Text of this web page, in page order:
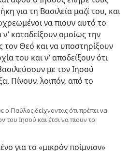
για τη Βασιλεία μαζί του, και
να πιουν αυτό το
καταδείξουν ομοίως την
τον Θεό και να υποστηρίξουν
του και ν’ αποδείξουν ότι
με τον Ιησού
Πίνουν, λοιπόν, από το
ο Παύλος δείχνοντας ότι πρέπει να
Ιησού και έτσι να πιουν το
για το «μικρόν ποίμνιον»